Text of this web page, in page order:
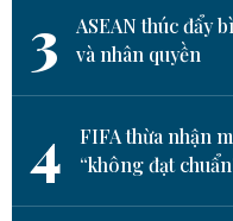
3
ASEAN thúc đẩy
và nhân quyền
4
FIFA thừa nhận
“không đạt